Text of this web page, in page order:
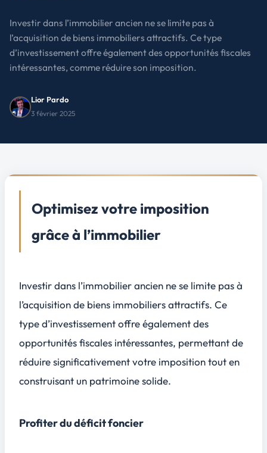
Investir dans l’immobilier ancien ne se limite pas à
l’acquisition de biens immobiliers attractifs. Ce type
d’investissement offre également des opportunités fiscales
intéressantes, comme réduire son imposition.
Lior Pardo
3 février 2025
Optimisez votre imposition
grâce à l’immobilier
Investir dans l’immobilier ancien ne se limite pas à
l’acquisition de biens immobiliers attractifs. Ce
type d’investissement offre également des
opportunités fiscales intéressantes, permettant de
réduire significativement votre imposition tout en
construisant un patrimoine solide.
Profiter du déficit foncier